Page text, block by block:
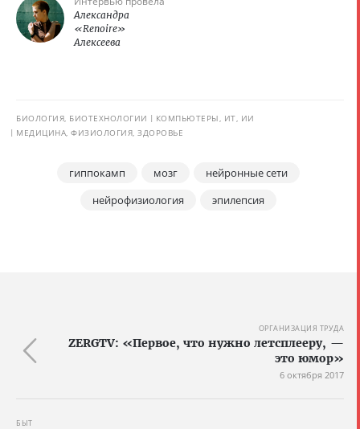
Александра
«Renoire»
Алексеева
БИОЛОГИЯ, БИОТЕХНОЛОГИИ
КОМПЬЮТЕРЫ, ИТ, ИИ
МЕДИЦИНА, ФИЗИОЛОГИЯ, ЗДОРОВЬЕ
гиппокамп мозг
нейронные сети
нейрофизиология
эпилепсия
ОРГАНИЗАЦИЯ ТРУДА
ZERGTV: «Первое, что нужно летсплееру, —
это юмор»
6 октября 2017
БЫТ